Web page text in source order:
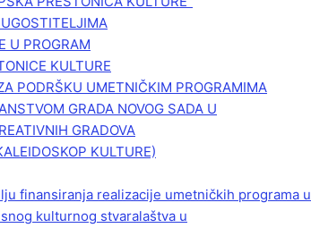
U PROGRAM
KULTURE
PODRŠKU UMETNIČKIM PROGRAMIMA
GRADA NOVOG SADA U
GRADOVA
KULTURE)
finansiranja realizacije umetničkih programa u
kulturnog stvaralaštva u